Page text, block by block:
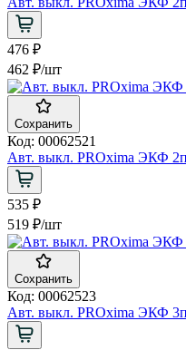
476 ₽
462 ₽/шт
Сохранить
Код: 00062521
Авт. выкл. PROxima ЭКФ
535 ₽
519 ₽/шт
Сохранить
Код: 00062523
Авт. выкл. PROxima ЭКФ